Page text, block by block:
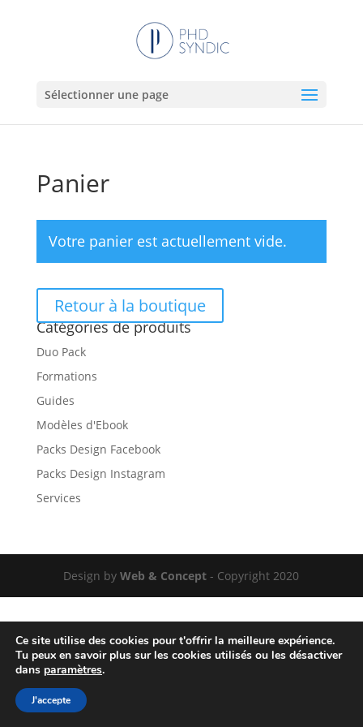
Sélectionner une page
Panier
Votre panier est actuellement vide.
Retour à la boutique
Catégories de produits
Duo Pack
Formations
Guides
Modèles d'Ebook
Packs Design Facebook
Packs Design Instagram
Services
Design byWeb & Concept - Copyright 2020
Ce site utilise des cookies pour t'offrir la meilleure expérience.
Tu peux en savoir plus sur les cookies utilisés ou les désactiver
dans paramètres.
J'accepte